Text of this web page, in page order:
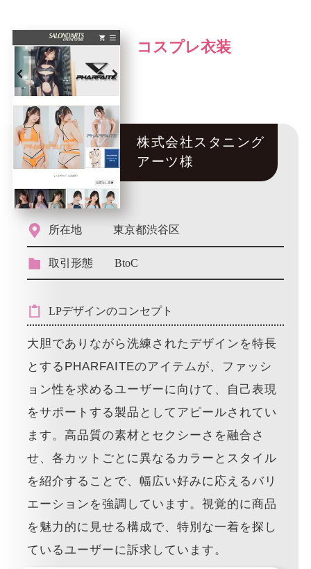
コスプレ衣装
株式会社スタニング
アーツ様
所在地 東京都渋谷区
取引形態 BtoC
LPデザインのコンセプト
大胆でありながら洗練されたデザインを特長
とするPHARFAITEのアイテムが、ファッシ
ョン性を求めるユーザーに向けて、自己表現
をサポートする製品としてアピールされてい
ます。高品質の素材とセクシーさを融合さ
せ、各カットごとに異なるカラーとスタイル
を紹介することで、幅広い好みに応えるバリ
エーションを強調しています。視覚的に商品
を魅力的に見せる構成で、特別な一着を探し
ているユーザーに訴求しています。